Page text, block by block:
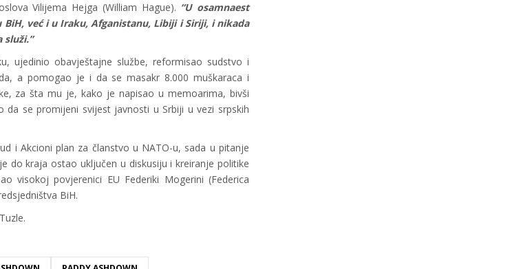
Vilijema Hejga (William Hague). “U osamnaest
već i u Iraku, Afganistanu, Libiji i Siriji, i nikada
ujedinio obavještajne službe, reformisao sudstvo i
a pomogao je i da se masakr 8.000 muškaraca i
za šta mu je, kako je napisao u memoarima, bivši
se promijeni svijest javnosti u Srbiji u vezi srpskih
i Akcioni plan za članstvo u NATO-u, sada u pitanje
do kraja ostao uključen u diskusiju i kreiranje politike
visokoj povjerenici EU Federiki Mogerini (Federica
BiH.